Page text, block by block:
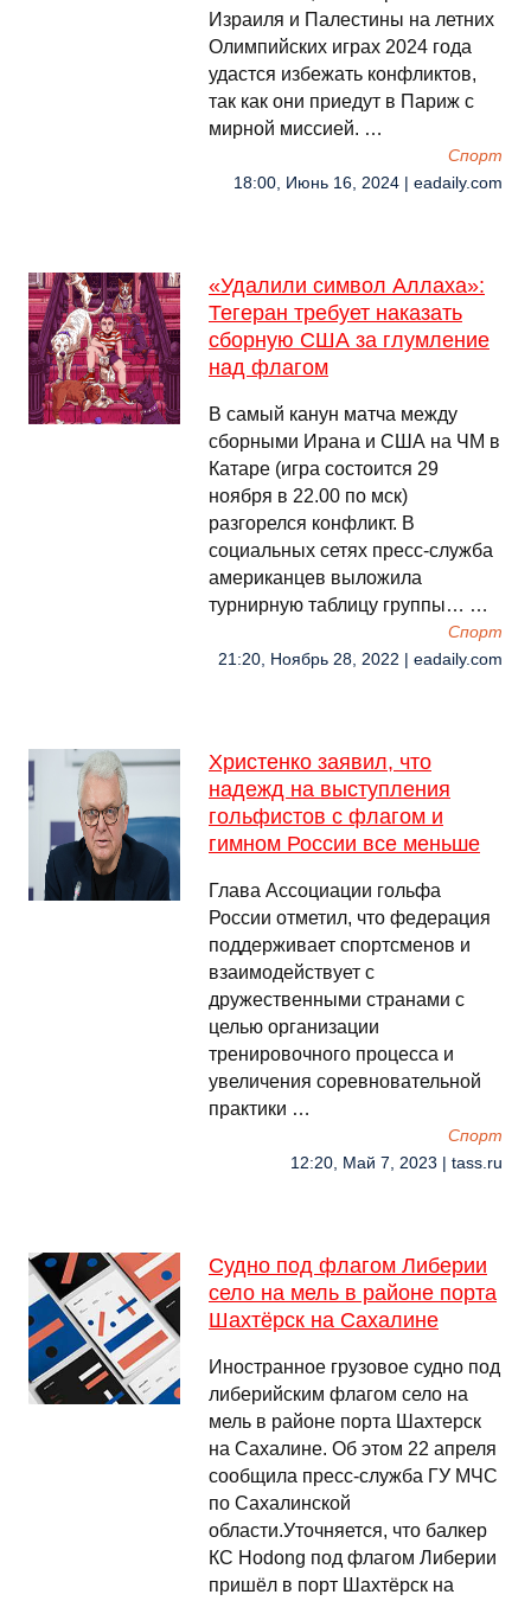
Израиля и Палестины на летних
Олимпийских играх 2024 года
удастся избежать конфликтов,
так как они приедут в Париж с
мирной миссией. …
Спорт
18:00, Июнь 16, 2024 | eadaily.com
«Удалили символ Аллаха»:
Тегеран требует наказать
сборную США за глумление
над флагом
В самый канун матча между
сборными Ирана и США на ЧМ в
Катаре (игра состоится 29
ноября в 22.00 по мск)
разгорелся конфликт. В
социальных сетях пресс-служба
американцев выложила
турнирную таблицу группы… …
Спорт
21:20, Ноябрь 28, 2022 | eadaily.com
Христенко заявил, что
надежд на выступления
гольфистов с флагом и
гимном России все меньше
Глава Ассоциации гольфа
России отметил, что федерация
поддерживает спортсменов и
взаимодействует с
дружественными странами с
целью организации
тренировочного процесса и
увеличения соревновательной
практики …
Спорт
12:20, Май 7, 2023 | tass.ru
Судно под флагом Либерии
село на мель в районе порта
Шахтёрск на Сахалине
Иностранное грузовое судно под
либерийским флагом село на
мель в районе порта Шахтерск
на Сахалине. Об этом 22 апреля
сообщила пресс-служба ГУ МЧС
по Сахалинской
области.Уточняется, что балкер
КС Ноdong под флагом Либерии
пришёл в порт Шахтёрск на